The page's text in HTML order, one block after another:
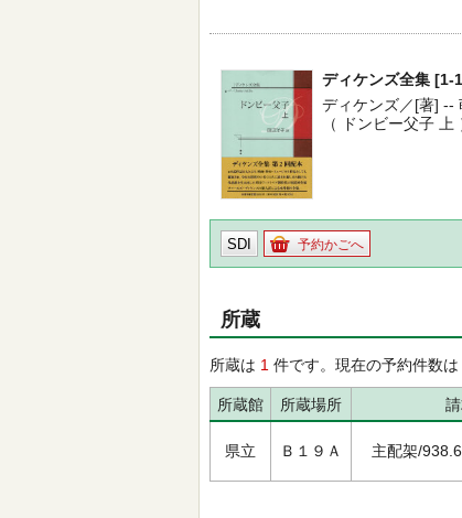
ディケンズ全集 [1-
ディケンズ／[著] --
（ ドンビー父子 上
SDI 予約かごへ
所蔵
所蔵は 1 件です。現在の予約件数は
所蔵館 所蔵場所
県立 Ｂ１９Ａ 主配架/